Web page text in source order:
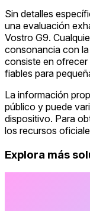
Sin detalles
una evaluación
Vostro G9.
consonancia con
consiste en
fiables para
La información
público y puede
dispositivo. Para
los recursos
Explora más